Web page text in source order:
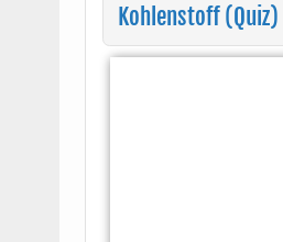
Kohlenstoff (Quiz)